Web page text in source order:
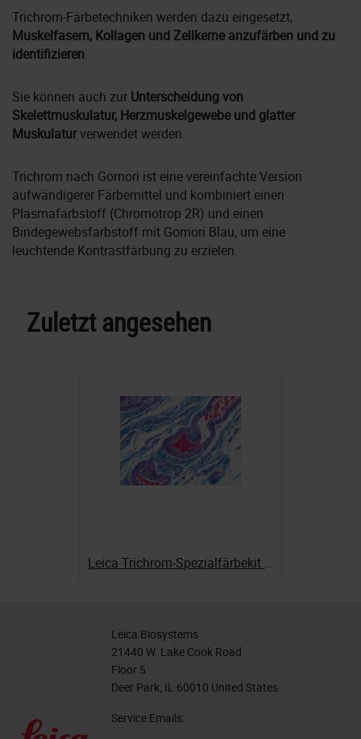
Trichrom-Färbetechniken werden dazu eingesetzt,
Muskelfasern, Kollagen und Zellkerne anzufärben und zu
identifizieren.
Sie können auch zur Unterscheidung von
Skelettmuskulatur, Herzmuskelgewebe und glatter
Muskulaturverwendet werden.
Trichrom nach Gomori ist eine vereinfachte Version
aufwändigerer Färbemittel und kombiniert einen
Plasmafarbstoff (Chromotrop 2R) und einen
Bindegewebsfarbstoff mit Gomori Blau, um eine
leuchtende Kontrastfärbung zu erzielen.
Zuletzt angesehen
Leica Trichrom-Spezialfärbekit nach Gomori (Blaufärbung von Kollagen)
Leica Biosystems
21440 W. Lake Cook Road
Floor 5
Deer Park, IL 60010 United States
Service Emails: